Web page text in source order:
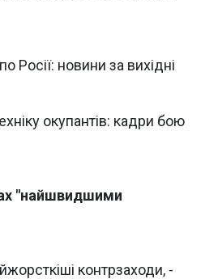
Росії: новини за вихідні
окупантів: кадри бою
"найшвидшими
контрзаходи, -